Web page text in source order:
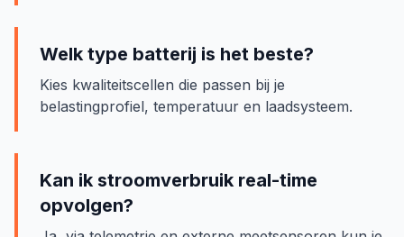
Welk type batterij is het beste?
Kies kwaliteitscellen die passen bij je
belastingprofiel, temperatuur en laadsysteem.
Kan ik stroomverbruik real-time
opvolgen?